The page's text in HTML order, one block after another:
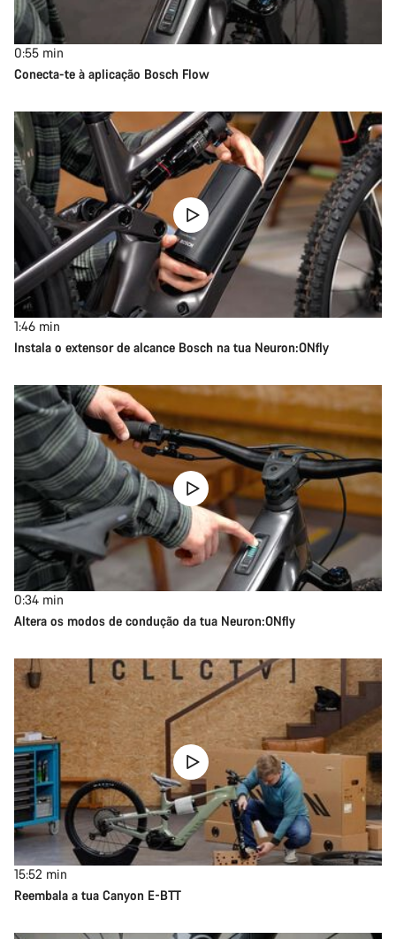
0:55 min
Conecta-te à aplicação Bosch Flow
1:46 min
Instala o extensor de alcance Bosch na tua Neuron:ONfly
0:34 min
Altera os modos de condução da tua Neuron:ONfly
15:52 min
Reembala a tua Canyon E-BTT